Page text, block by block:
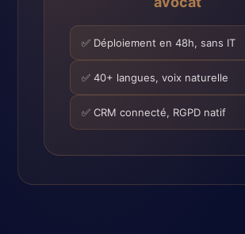
✅ Déploiement en 48h, sans IT
✅ 40+ langues, voix naturelle
✅ CRM connecté, RGPD natif